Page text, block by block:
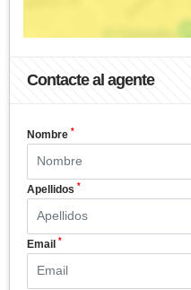
Contacte al agente
Nombre *
Apellidos *
Email *